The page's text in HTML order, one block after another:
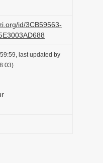
id/3CB59563-
last updated by